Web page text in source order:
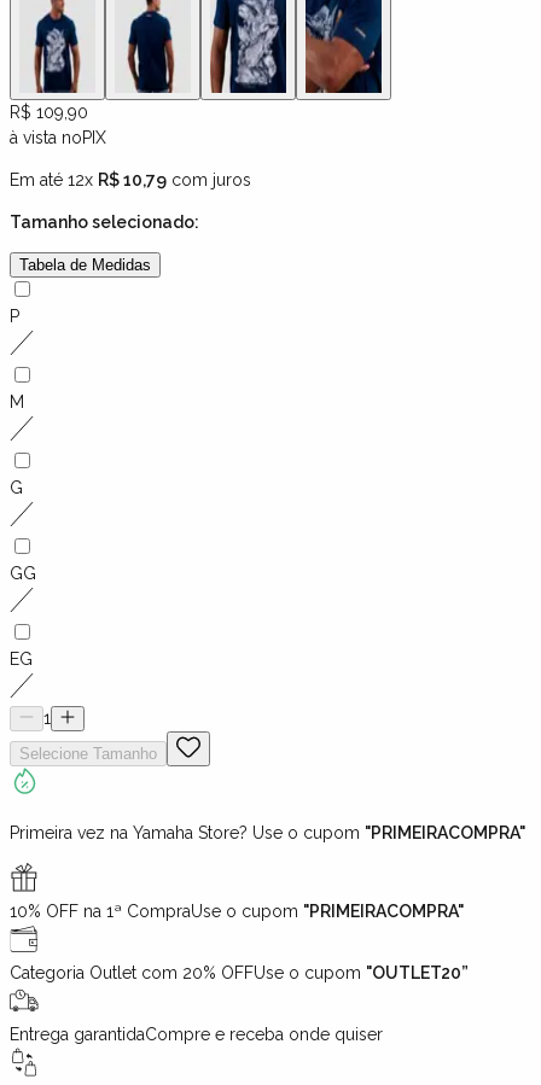
R$ 109,90
à vista noPIX
Em até 12x R$ 10,79 com juros
Tamanhoselecionado:
Tabela de Medidas
P
M
G
GG
EG
1
Selecione Tamanho
Primeira vez na Yamaha Store? Use o cupom "PRIMEIRACOMPRA"
10% OFF na 1ª CompraUse o cupom "PRIMEIRACOMPRA"
Categoria Outlet com 20% OFFUse o cupom "OUTLET20”
Entrega garantidaCompre e receba onde quiser